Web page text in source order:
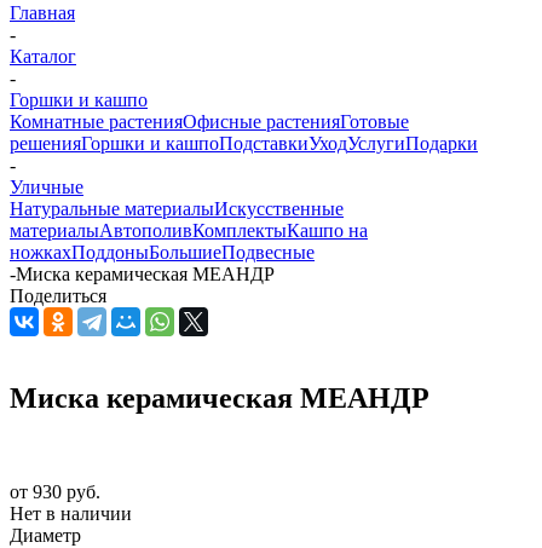
Главная
-
Каталог
-
Горшки и кашпо
Комнатные растенияОфисные растенияГотовые
решенияГоршки и кашпоПодставкиУходУслугиПодарки
-
Уличные
Натуральные материалыИскусственные
материалыАвтополивКомплектыКашпо на
ножкахПоддоныБольшиеПодвесные
-Миска керамическая МЕАНДР
Поделиться
Миска керамическая МЕАНДР
от 930 руб.
Нет в наличии
Диаметр